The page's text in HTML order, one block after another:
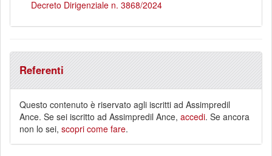
Decreto Dirigenziale n. 3868/2024
Referenti
Questo contenuto è riservato agli iscritti ad Assimpredil
Ance. Se sei iscritto ad Assimpredil Ance, accedi. Se ancora
non lo sei, scopri come fare.